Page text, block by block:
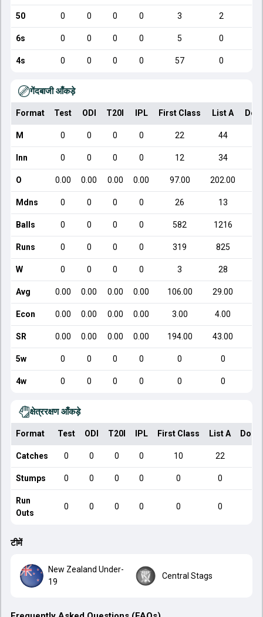
50 0 0 0 0 3 2
6s 0 0 0 0 5 0
4s 0 0 0 0 57 0
गेंदबाजी आँकड़े
Format Test ODI T20I IPL First Class List A
M 0 0 0 0 22 44
Inn 0 0 0 0 12 34
O 0.00 0.00 0.00 0.00 97.00 202.00
Mdns 0 0 0 0 26 13
Balls 0 0 0 0 582 1216
Runs 0 0 0 0 319 825
W 0 0 0 0 3 28
Avg 0.00 0.00 0.00 0.00 106.00 29.00
Econ 0.00 0.00 0.00 0.00 3.00 4.00
SR 0.00 0.00 0.00 0.00 194.00 43.00
5w 0 0 0 0 0 0
4w 0 0 0 0 0 0
क्षेत्ररक्षण आँकड़े
Format Test ODI T20I IPL First Class List A
Catches 0 0 0 0 10 22
Stumps 0 0 0 0 0 0
Run
Outs
0 0 0 0 0 0
टीमें
New Zealand Under-
19
Central Stags